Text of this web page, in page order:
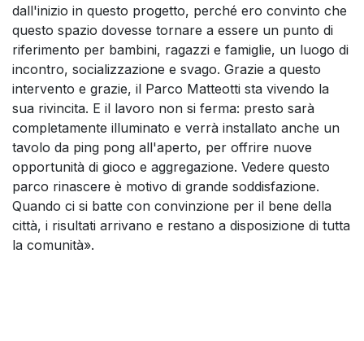
dall'inizio in questo progetto, perché ero convinto che
questo spazio dovesse tornare a essere un punto di
riferimento per bambini, ragazzi e famiglie, un luogo di
incontro, socializzazione e svago. Grazie a questo
intervento e grazie, il Parco Matteotti sta vivendo la
sua rivincita. E il lavoro non si ferma: presto sarà
completamente illuminato e verrà installato anche un
tavolo da ping pong all'aperto, per offrire nuove
opportunità di gioco e aggregazione. Vedere questo
parco rinascere è motivo di grande soddisfazione.
Quando ci si batte con convinzione per il bene della
città, i risultati arrivano e restano a disposizione di tutta
la comunità».